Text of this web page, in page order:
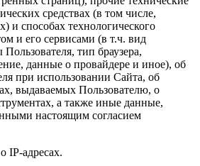
средствах (в том числе,
и способах технологического
и его сервисами (в т.ч. вид
тип браузера,
данные о провайдере и иное), об
при использовании Сайта, об
выдаваемых Пользователю, о
а также иные данные,
настоящим согласием
IP-адресах.